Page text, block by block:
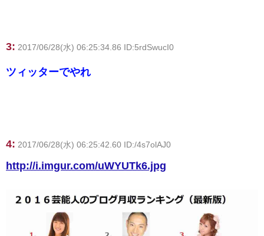
3: 2017/06/28(水) 06:25:34.86 ID:5rdSwucI0
ツィッターでやれ
4: 2017/06/28(水) 06:25:42.60 ID:/4s7olAJ0
http://i.imgur.com/uWYUTk6.jpg